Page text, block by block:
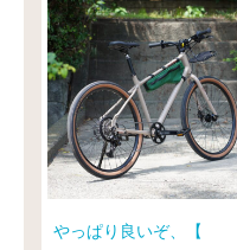
やっぱり良いぞ、【